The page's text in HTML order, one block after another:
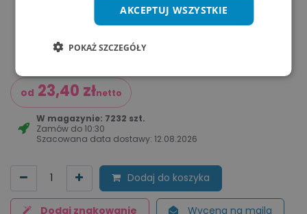
od 23,40 złnetto
W magazynie: 7232 szt.
Zamów do10:30
Szacowana data dostawy:12.08.2026
Dodaj do koszyka
Dodaj znakowanie Wycena na maila
AKCEPTUJ WSZYSTKIE
POKAŻ SZCZEGÓŁY